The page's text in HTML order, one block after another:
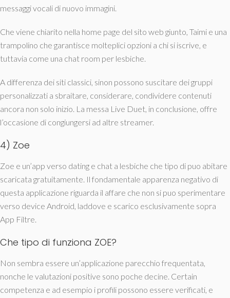
messaggi vocali di nuovo immagini.
Che viene chiarito nella home page del sito web giunto, Taimi e una
trampolino che garantisce molteplici opzioni a chi si iscrive, e
tuttavia come una chat room per lesbiche.
A differenza dei siti classici, sinon possono suscitare dei gruppi
personalizzati a sbraitare, considerare, condividere contenuti
ancora non solo inizio. La messa Live Duet, in conclusione, offre
l’occasione di congiungersi ad altre streamer.
4) Zoe
Zoe e un’app verso dating e chat a lesbiche che tipo di puo abitare
scaricata gratuitamente. Il fondamentale apparenza negativo di
questa applicazione riguarda il affare che non si puo sperimentare
verso device Android, laddove e scarico esclusivamente sopra
App Filtre.
Che tipo di funziona ZOE?
Non sembra essere un’applicazione parecchio frequentata,
nonche le valutazioni positive sono poche decine. Certain
competenza e ad esempio i profili possono essere verificati, e